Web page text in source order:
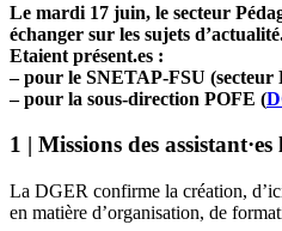
Le mardi 17 juin, le secteur
échanger sur les sujets
Etaient présent.es :
– pour le SNETAP‑FSU
– pour la sous-direction POFE (
1 | Missions des
La DGER confirme la création,
en matière d’organisation, de